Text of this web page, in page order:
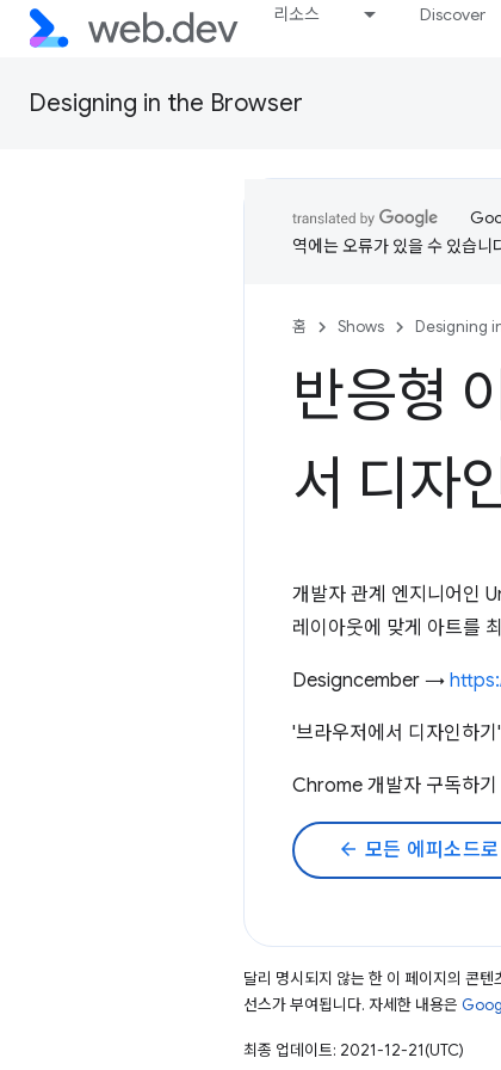
리소스 Discover
Designing in the Browser
역에는 오류가 있을 수 있습니
홈 Shows Designing
반응형
서 디자
개발자 관계 엔지니어인
레이아웃에 맞게 아트를
Designcember →
'브라우저에서 디자인하
Chrome 개발자 구독하
arrow_back 모든 에피소드로
달리 명시되지 않는 한 이 페이지의 콘텐
선스가 부여됩니다. 자세한 내용은
최종 업데이트: 2021-12-21(UTC)